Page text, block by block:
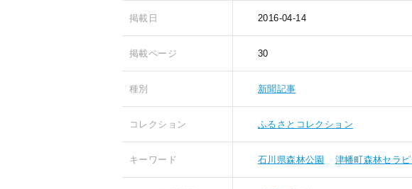
掲載日 2016-04-14
掲載ページ 30
種別 新聞記事
コレクション ふるさとコレクション
キーワード 石川県森林公園 津幡町森林セラ